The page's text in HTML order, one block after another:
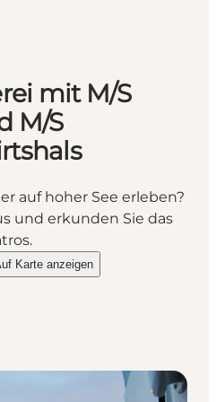
mit M/S
M/S
auf hoher See erleben?
und erkunden Sie das
mit M/S Albatros 1
Karte anzeigen
Meeresfischerei mit M/S Albatros 1